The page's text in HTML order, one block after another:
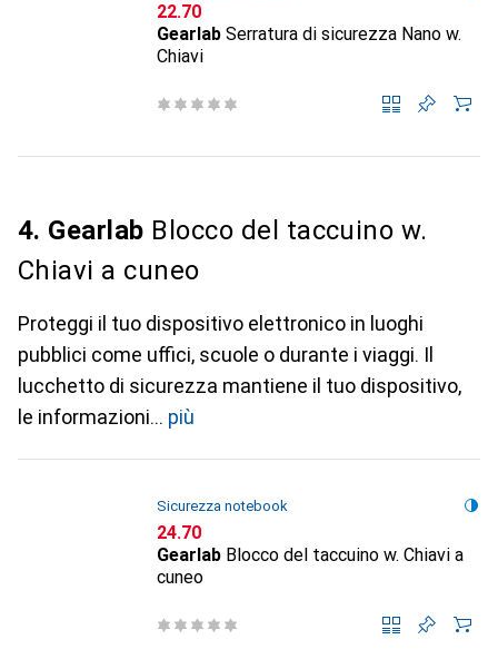
CHF
22.70
Gearlab Serratura di sicurezza Nano w.
Chiavi
4. Gearlab Blocco del taccuino w.
Chiavi a cuneo
Proteggi il tuo dispositivo elettronico in luoghi
pubblici come uffici, scuole o durante i viaggi. Il
lucchetto di sicurezza mantiene il tuo dispositivo,
le informazioni
più
Sicurezza notebook
CHF
24.70
Gearlab Blocco del taccuino w. Chiavi a
cuneo